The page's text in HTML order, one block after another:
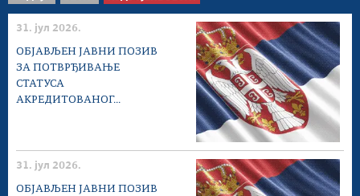
31. јул 2026.
ОБЈАВЉЕН ЈАВНИ ПОЗИВ
ЗА ПОТВРЂИВАЊЕ
СТАТУСА
АКРЕДИТОВАНОГ...
31. јул 2026.
ОБЈАВЉЕН ЈАВНИ ПОЗИВ